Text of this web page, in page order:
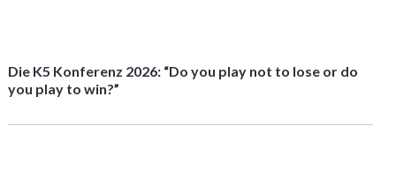
Die K5 Konferenz 2026: “Do you play not to lose or do
you play to win?”